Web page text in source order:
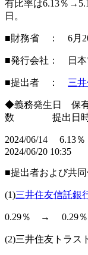
有比率は6.13％
日。
■財務省 ： 6月
■発行会社： 日本
■提出者 ： 三
◆義務発生日 保
数 提出日
2024/06/14
2024/06/20 10:35
■提出者および共
(1)三井住友信託銀
0.29％ → 0.29％
(2)三井住友トラス